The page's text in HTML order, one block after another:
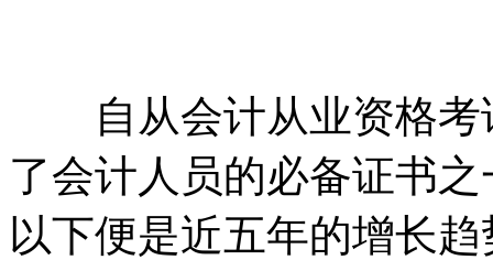
自从会计从业资格考
了会计人员的必备证书
以下便是近五年的增长